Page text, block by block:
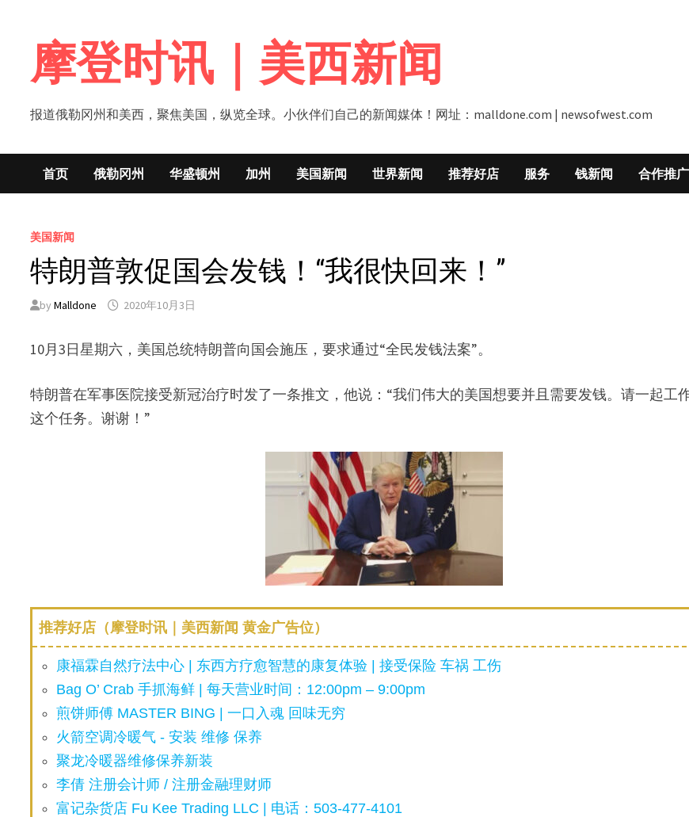
content摩登时讯｜美西新闻
报道俄勒冈州和美西，聚焦美国，纵览全球。小伙伴们自己的新闻媒体！网址：malldone.com | newsofwest.com
首页 俄勒冈州 华盛顿州 加州 美国新闻 世界新闻 推荐好店 服务 钱新闻 合作推广
美国新闻
特朗普敦促国会发钱！“我很快回来！”
byMalldone 2020年10月3日
10月3日星期六，美国总统特朗普向国会施压，要求通过“全民发钱法案”。
特朗普在军事医院接受新冠治疗时发了一条推文，他说：“我们伟大的美国想要并且需要发钱。请一起工
这个任务。谢谢！”
推荐好店（摩登时讯｜美西新闻 黄金广告位）
康福霖自然疗法中心 | 东西方疗愈智慧的康复体验 | 接受保险 车祸 工伤
Bag O’ Crab 手抓海鲜 | 每天营业时间：12:00pm – 9:00pm
煎饼师傅 MASTER BING | 一口入魂 回味无穷
火箭空调冷暖气 - 安装 维修 保养
聚龙冷暖器维修保养新装
李倩 注册会计师 / 注册金融理财师
富记杂货店 Fu Kee Trading LLC | 电话：503-477-4101